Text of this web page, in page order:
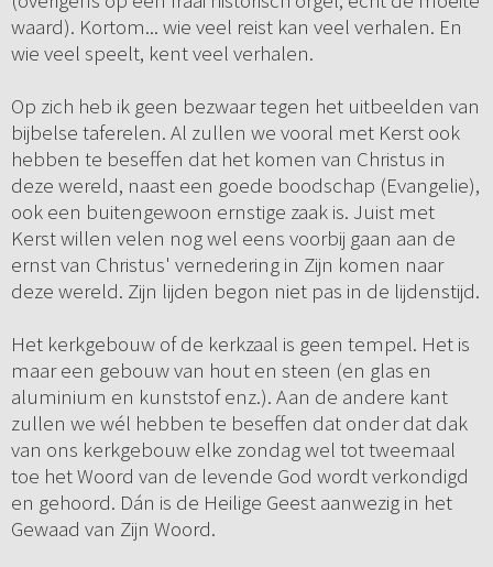
waard). Kortom... wie veel reist kan veel verhalen. En
wie veel speelt, kent veel verhalen.
Op zich heb ik geen bezwaar tegen het uitbeelden van
bijbelse taferelen. Al zullen we vooral met Kerst ook
hebben te beseffen dat het komen van Christus in
deze wereld, naast een goede boodschap (Evangelie),
ook een buitengewoon ernstige zaak is. Juist met
Kerst willen velen nog wel eens voorbij gaan aan de
ernst van Christus' vernedering in Zijn komen naar
deze wereld. Zijn lijden begon niet pas in de lijdenstijd.
Het kerkgebouw of de kerkzaal is geen tempel. Het is
maar een gebouw van hout en steen (en glas en
aluminium en kunststof enz.). Aan de andere kant
zullen we wél hebben te beseffen dat onder dat dak
van ons kerkgebouw elke zondag wel tot tweemaal
toe het Woord van de levende God wordt verkondigd
en gehoord. Dán is de Heilige Geest aanwezig in het
Gewaad van Zijn Woord.